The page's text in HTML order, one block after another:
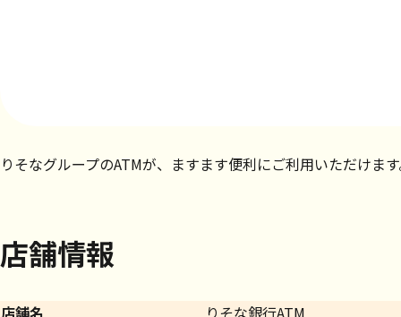
りそなグループのATMが、ますます便利にご利用いただけま
店舗情報
店舗名 りそな銀行ATM